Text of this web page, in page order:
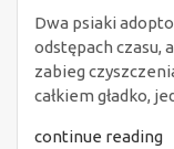
Dwa psiaki
odstępach czasu,
zabieg
całkiem gładko,
continue reading